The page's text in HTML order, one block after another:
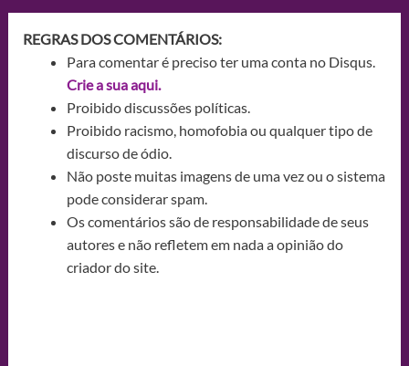
REGRAS DOS COMENTÁRIOS:
Para comentar é preciso ter uma conta no Disqus.
Crie a sua aqui.
Proibido discussões políticas.
Proibido racismo, homofobia ou qualquer tipo de
discurso de ódio.
Não poste muitas imagens de uma vez ou o sistema
pode considerar spam.
Os comentários são de responsabilidade de seus
autores e não refletem em nada a opinião do
criador do site.